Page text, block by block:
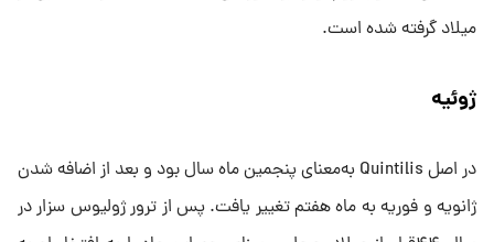
میلاد گرفته شده است.
ژوئیه
در اصل Quintilis به‌معنای پنجمین‌ ماه سال بود و بعد از اضافه شدن
ژانویه و فوریه به ‌ماه هفتم تغییر یافت. پس از ترور ژولیوس سزار در